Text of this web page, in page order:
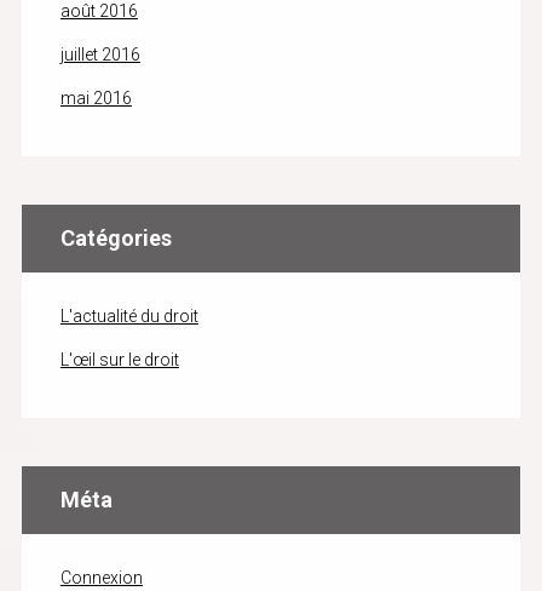
août 2016
juillet 2016
mai 2016
Catégories
L'actualité du droit
L'œil sur le droit
Méta
Connexion